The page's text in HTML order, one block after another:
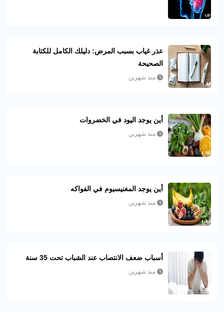
عذر غياب بسبب المرض: دليلك الكامل للكتابة
الصحيحة
منذ شهرين
أين يوجد اليود في الخضروات
منذ شهرين
أين يوجد المغنيسيوم في الفواكه
منذ شهرين
أسباب ضعف الانتصاب عند الشباب تحت 35 سنة
منذ شهرين